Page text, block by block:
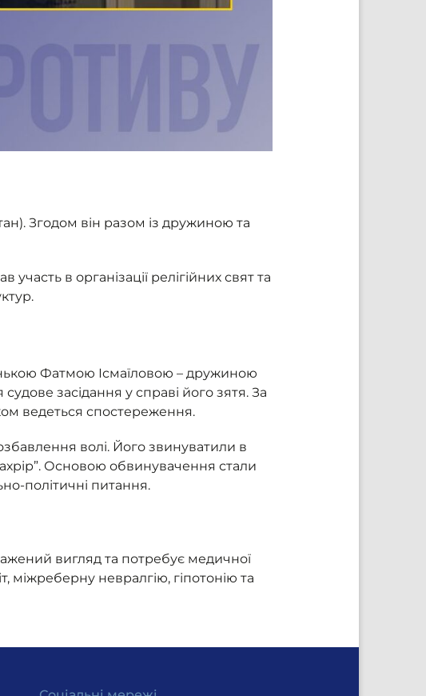
Згодом він разом із дружиною та
в організації релігійних свят та
Фатмою Ісмаїловою – дружиною
засідання у справі його зятя. За
ведеться спостереження.
волі. Його звинуватили в
Тахрір”. Основою обвинувачення стали
політичні питання.
вигляд та потребує медичної
міжреберну невралгію, гіпотонію та